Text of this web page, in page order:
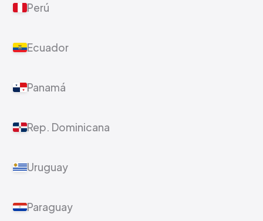
Perú
Ecuador
Panamá
Rep. Dominicana
Uruguay
Paraguay